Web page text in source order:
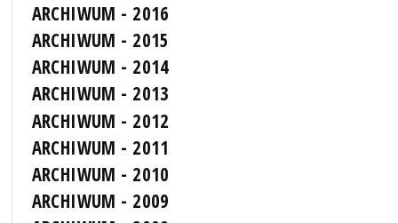
ARCHIWUM - 2016
ARCHIWUM - 2015
ARCHIWUM - 2014
ARCHIWUM - 2013
ARCHIWUM - 2012
ARCHIWUM - 2011
ARCHIWUM - 2010
ARCHIWUM - 2009